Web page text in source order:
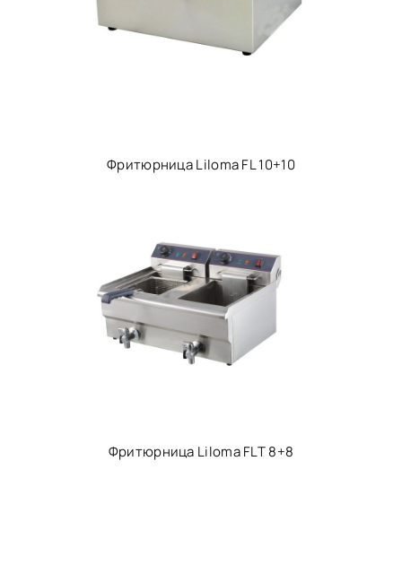
Фритюрница Liloma FL 10+10
Фритюрница Liloma FLT 8+8